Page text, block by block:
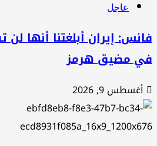
عاجل
إيران أبلغتنا أنها لن
مضيق هرمز
أغسطس 9, 2026